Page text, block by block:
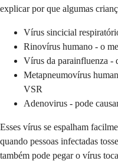
explicar por que algumas
Vírus sincicial
Rinovírus humano - o
Vírus da parainfluenza -
Metapneumovírus
VSR
Adenovirus - pode
Esses vírus se espalham
quando pessoas infectadas
também pode pegar o vírus